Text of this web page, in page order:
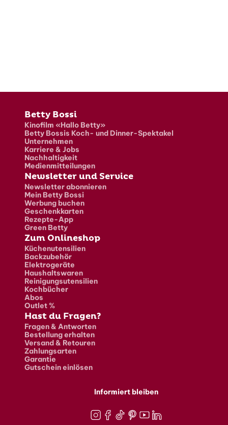
Fusszeile
Betty Bossi
Kinofilm «Hallo Betty»
Betty Bossis Koch- und Dinner-Spektakel
Unternehmen
Karriere & Jobs
Nachhaltigkeit
Medienmitteilungen
Newsletter und Service
Newsletter abonnieren
Mein Betty Bossi
Werbung buchen
Geschenkkarten
Rezepte-App
Green Betty
Zum Onlineshop
Küchenutensilien
Backzubehör
Elektrogeräte
Haushaltswaren
Reinigungsutensilien
Kochbücher
Abos
Outlet %
Hast du Fragen?
Fragen & Antworten
Bestellung erhalten
Versand & Retouren
Zahlungsarten
Garantie
Gutschein einlösen
Informiert bleiben